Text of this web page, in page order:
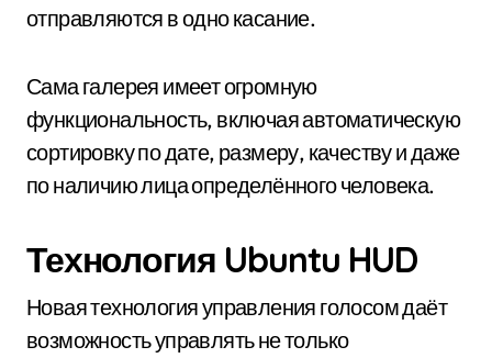
отправляются в одно касание.
Сама галерея имеет огромную
функциональность, включая автоматическую
сортировку по дате, размеру, качеству и даже
по наличию лица определённого человека.
Технология Ubuntu HUD
Новая технология управления голосом даёт
возможность управлять не только